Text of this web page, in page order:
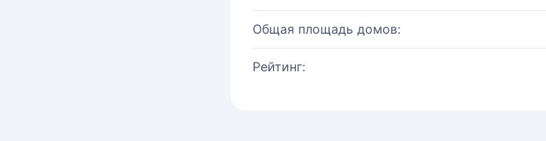
Общая площадь домов:
Рейтинг: